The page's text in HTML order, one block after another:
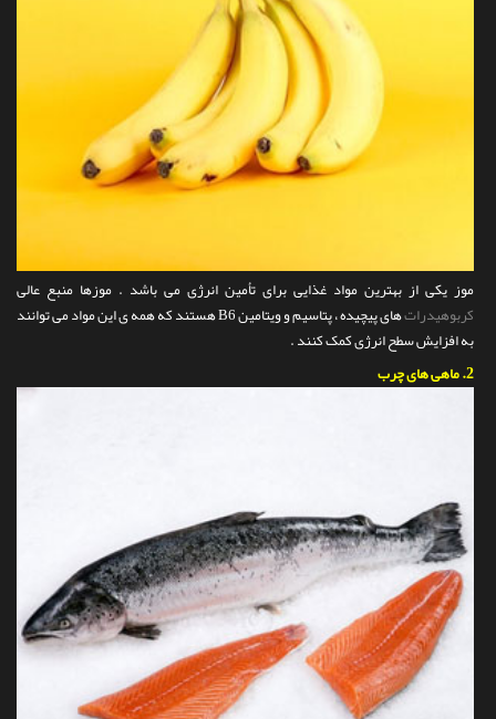
موز یکی از بهترین مواد غذایی برای تأمین انرژی می باشد . موزها منبع عالی
کربوهیدرات
های پیچیده ، پتاسیم و ویتامین B6 هستند که همه ی این مواد می توانند
به افزایش سطح انرژی کمک کنند .
2. ماهی های چرب